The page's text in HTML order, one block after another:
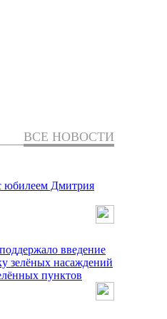
ВСЕ НОВОСТИ
юбилеем Дмитрия
введение
зелёных насаждений
пунктов